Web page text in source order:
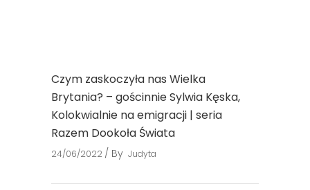
Czym zaskoczyła nas Wielka
Brytania? – gościnnie Sylwia Kęska,
Kolokwialnie na emigracji | seria
Razem Dookoła Świata
24/06/2022 By Judyta